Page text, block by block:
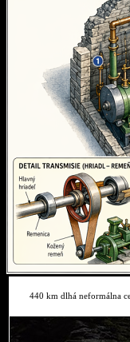
440 km dlhá neformálna